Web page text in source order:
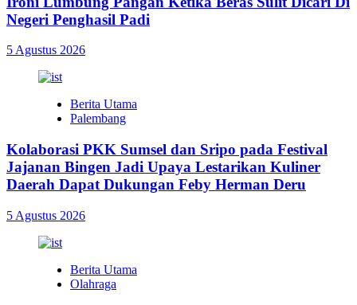
Negeri Penghasil Padi
5 Agustus 2026
Berita Utama
Palembang
Kolaborasi PKK Sumsel dan Sripo pada Festival
Jajanan Bingen Jadi Upaya Lestarikan Kuliner
Daerah Dapat Dukungan Feby Herman Deru
5 Agustus 2026
Berita Utama
Olahraga